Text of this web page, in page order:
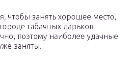
чтобы занять хорошее место,
табачных ларьков
поэтому наиболее удачные
заняты.